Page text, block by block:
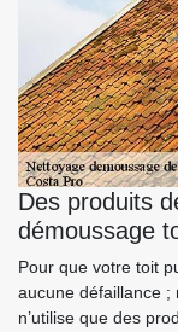
Des produits
démoussage
Pour que votre toit
aucune défaillance ;
n’utilise que des